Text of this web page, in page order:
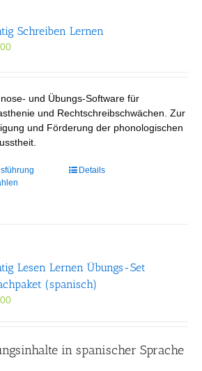
Schreiben Lernen
und Übungs-Software für
und Rechtschreibschwächen. Zur
und Förderung der phonologischen
Dieses
Optionen
können
gewählt
werden
Details
Lesen Lernen Übungs-Set
(spanisch)
in spanischer Sprache